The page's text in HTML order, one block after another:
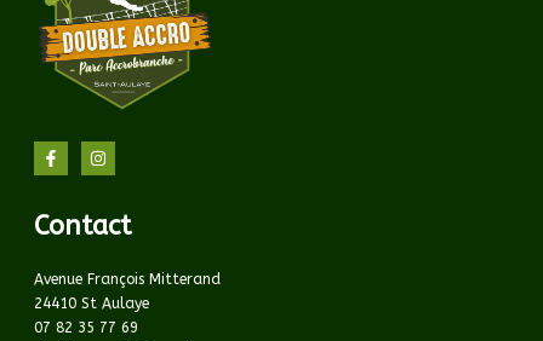
Contact
Avenue François Mitterand
24410 St Aulaye
07 82 35 77 69